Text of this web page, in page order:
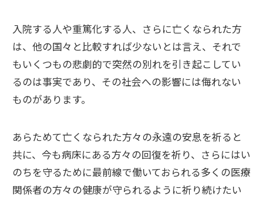
入院する人や重篤化する人、さらに亡くなられた方
は、他の国々と比較すれば少ないとは言え、それで
もいくつもの悲劇的で突然の別れを引き起こしてい
るのは事実であり、その社会への影響には侮れない
ものがあります。
あらためて亡くなられた方々の永遠の安息を祈ると
共に、今も病床にある方々の回復を祈り、さらにはい
のちを守るために最前線で働いておられる多くの医療
関係者の方々の健康が守られるように祈り続けたい